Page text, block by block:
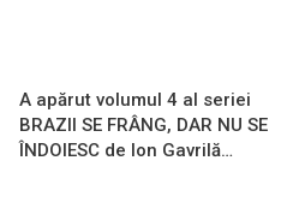
A apărut volumul 4 al seriei
BRAZII SE FRÂNG, DAR NU SE
ÎNDOIESC de Ion Gavrilă…